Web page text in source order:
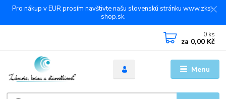
Pro nákup v EUR prosím navštivte našu slovenskú stránku www.zks-
shop.sk.
Menu
0 ks
za 0,00 Kč